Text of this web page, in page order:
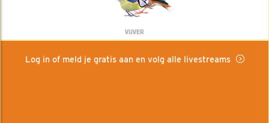
VIJVER
Log in of meld je gratis aan en volg alle livestreams